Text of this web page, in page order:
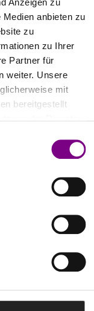
anbieten zu
zu
zu Ihrer
Partner für
weiter. Unsere
mit
bereitgestellt
Technik
Technik
Technik Flora